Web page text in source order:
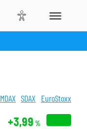
MDAX SDAX EuroStoxx
+3,99 %